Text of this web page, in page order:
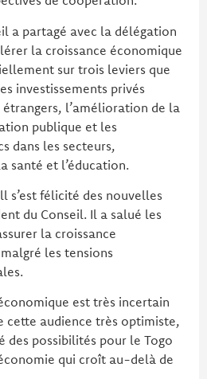
a partagé avec la délégation
la croissance économique
sur trois leviers que
investissements privés
l’amélioration de la
publique et les
dans les secteurs,
santé et l’éducation.
s’est félicité des nouvelles
du Conseil. Il a salué les
la croissance
les tensions
est très incertain
cette audience très optimiste,
des possibilités pour le Togo
qui croît au-delà de